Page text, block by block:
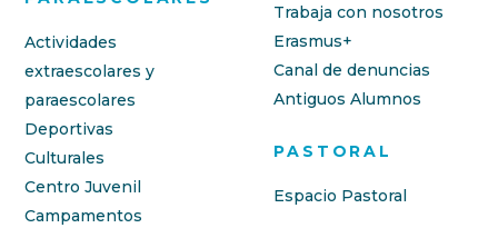
Actividades
extraescolares y
paraescolares
Deportivas
Culturales
Centro Juvenil
Campamentos
Trabaja con nosotros
Erasmus+
Canal de denuncias
Antiguos Alumnos
PASTORAL
Espacio Pastoral